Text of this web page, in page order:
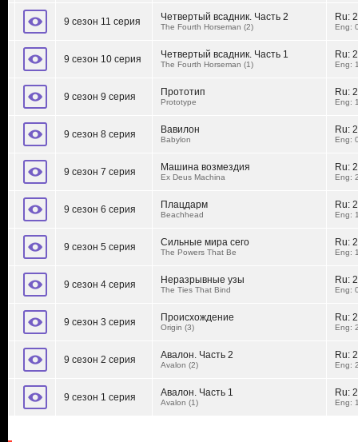
9 сезон 11 серия Четвертый всадник. Часть 2
The Fourth Horseman (2)
Ru:
Eng:
9 сезон 10 серия Четвертый всадник. Часть 1
The Fourth Horseman (1)
Ru:
Eng:
9 сезон 9 серия Прототип
Prototype
Ru:
Eng:
9 сезон 8 серия Вавилон
Babylon
Ru:
Eng:
9 сезон 7 серия Машина возмездия
Ex Deus Machina
Ru:
Eng:
9 сезон 6 серия Плацдарм
Beachhead
Ru:
Eng:
9 сезон 5 серия Сильные мира сего
The Powers That Be
Ru:
Eng:
9 сезон 4 серия Неразрывные узы
The Ties That Bind
Ru:
Eng:
9 сезон 3 серия Происхождение
Origin (3)
Ru:
Eng:
9 сезон 2 серия Авалон. Часть 2
Avalon (2)
Ru:
Eng:
9 сезон 1 серия Авалон. Часть 1
Avalon (1)
Ru:
Eng: